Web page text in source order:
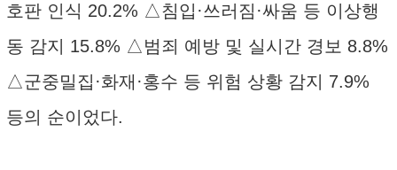
호판 인식 20.2% △침입·쓰러짐·싸움 등 이상행
동 감지 15.8% △범죄 예방 및 실시간 경보 8.8%
△군중밀집·화재·홍수 등 위험 상황 감지 7.9%
등의 순이었다.